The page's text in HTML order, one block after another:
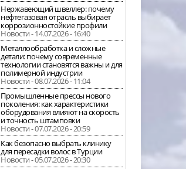
Нержавеющий швеллер: почему
нефтегазовая отрасль выбирает
коррозионностойкие профили
Новости - 14.07.2026 - 16:40
Металлообработка и сложные
детали: почему современные
технологии становятся важны и для
полимерной индустрии
Новости - 08.07.2026 - 11:04
Промышленные прессы нового
поколения: как характеристики
оборудования влияют на скорость
и точность штамповки
Новости - 07.07.2026 - 20:59
Как безопасно выбрать клинику
для пересадки волос в Турции
Новости - 05.07.2026 - 20:30